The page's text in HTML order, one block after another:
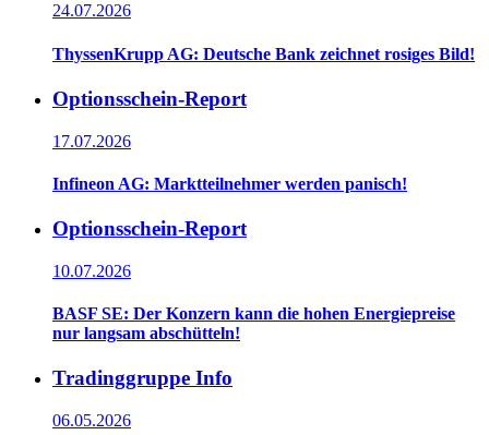
24.07.2026
ThyssenKrupp AG: Deutsche Bank zeichnet rosiges Bild!
Optionsschein-Report
17.07.2026
Infineon AG: Marktteilnehmer werden panisch!
Optionsschein-Report
10.07.2026
BASF SE: Der Konzern kann die hohen Energiepreise
nur langsam abschütteln!
Tradinggruppe Info
06.05.2026